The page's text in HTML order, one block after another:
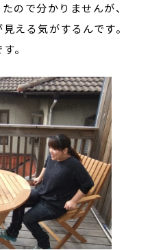
ので分かりませんが、
える気がするんです。
。